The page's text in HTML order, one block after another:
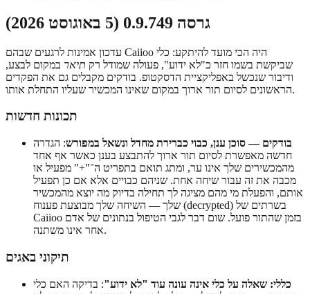
גרסה 0.9.749 (5 באוגוסט 2026)
עדכון אמינות לרגעים שבהם Caiioo היה הכי מועד להיתקע: כלי
שביקשת בשמו חזר כ"לא ידוע", פעולה שמודל רק תיאר במקום לבצע,
ודיבור שנכשל באפליקציית הדסקטופ. בודקים מקבלים גם את הפקדים
הראשונים לסיום תור ארוך במקום שאינו המכשיר שעליו התחלת אותו.
תכונות חדשות
בודקים — סוכן ענן, כבוי כברירת מחדל ונשאל במפורש: הגדרה
חדשה מאפשרת לסיום תור ארוך להתבצע בענן כאשר אף אחד
מהמכשירים שלך אינו ער, ומתג תואם בתפריט ה־"+" מפעיל או
מכבה את זה עבור שיחה אחת. שניהם כבויים אלא אם כן תפעיל
אותם, והפעלת מי מהם מציגה לך תחילה בדיוק מה יוצא מהמכשיר
שלך — השיחה שלך מבוצעת פענוח (decrypted) בשרתים של
Caiioo בזמן שהתור פועל. שום דבר לגבי הטיפול בנתונים של אדם
אחר אינו משתנה.
תיקוני באגים
כללי: שאלה על כלי אינה עונה עוד "לא ידוע": בדיקה האם כלי